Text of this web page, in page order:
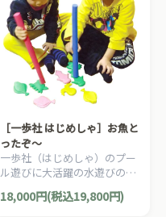
［一歩社 はじめしゃ］お魚と
ったぞ～
一歩社（はじめしゃ）のプー
ル遊びに大活躍の水遊びのお
の生き物をもりでくっつけて
18,000円(税込19,800円)